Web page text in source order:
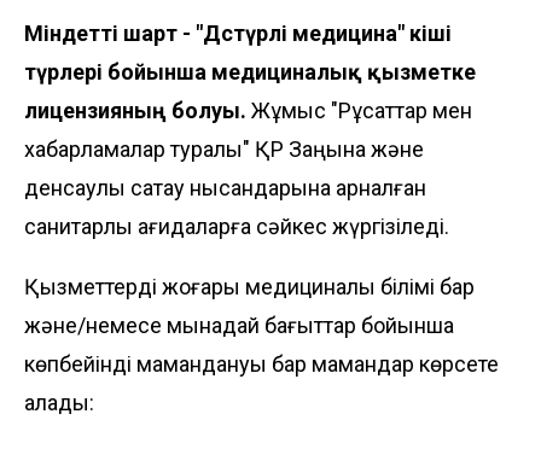
Міндетті шарт - "Дәстүрлі медицина" кіші
түрлері бойынша медициналық қызметке
лицензияның болуы. Жұмыс "Рұқсаттар мен
хабарламалар туралы" ҚР Заңына және
денсаулық сақтау нысандарына арналған
санитарлық қағидаларға сәйкес жүргізіледі.
Қызметтерді жоғары медициналық білімі бар
және/немесе мынадай бағыттар бойынша
көпбейінді мамандануы бар мамандар көрсете
алады: